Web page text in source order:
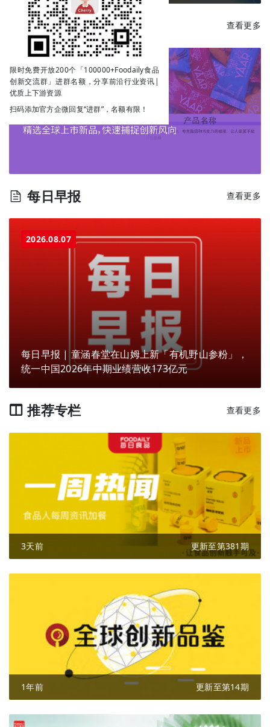
限时免费开放200个「100000+Foodaily食品
创新交流群」进群名额，分享前沿行业资讯|
优质上下游资源
扫码添加官方企微回复“进群”，名额有限！
每日新品 查看更多
每日早报 查看更多
2026.08.07
每日早报 | 童涵春堂在山姆上新「有机野山参粉」，
统一中国2026年中期业绩营收173亿元
推荐专栏 查看更多
3天前 更新至第381期
1年前 更新至第14期